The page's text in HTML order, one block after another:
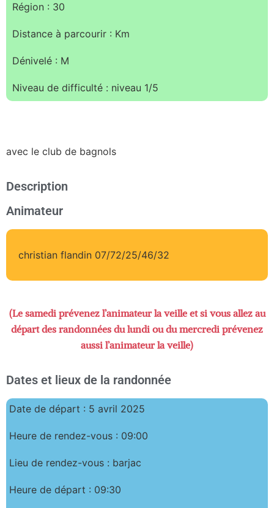
Région : 30
Distance à parcourir : Km
Dénivelé : M
Niveau de difficulté : niveau 1/5
avec le club de bagnols
Description
Animateur
christian flandin 07/72/25/46/32
(Le samedi prévenez l’animateur la veille et si vous allez au
départ des randonnées du lundi ou du mercredi prévenez
aussi l’animateur la veille)
Dates et lieux de la randonnée
Date de départ : 5 avril 2025
Heure de rendez-vous : 09:00
Lieu de rendez-vous : barjac
Heure de départ : 09:30